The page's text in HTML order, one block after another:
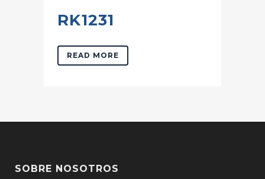
RK1231
READ MORE
SOBRE NOSOTROS